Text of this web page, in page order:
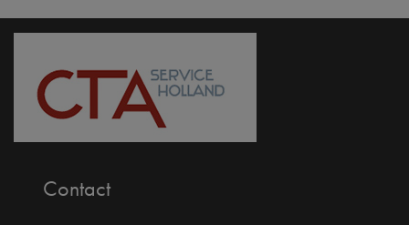
Contact